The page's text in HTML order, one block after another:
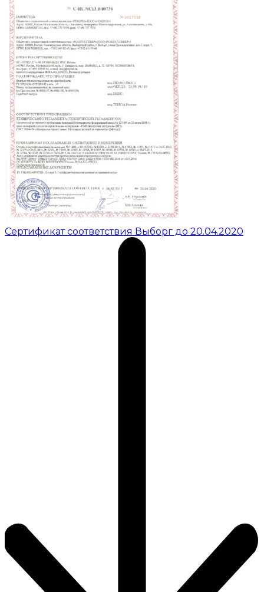
Сертификат соответствия Выборг до 20.04.2020